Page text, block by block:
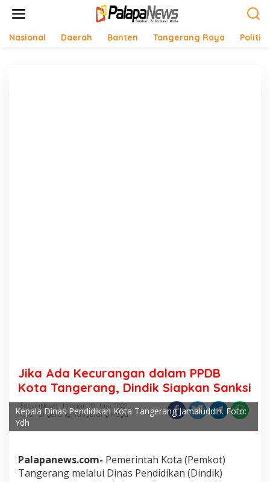
Nasional Daerah Banten Tangerang Raya Politik
Jika Ada Kecurangan dalam PPDB
Kota Tangerang, Dindik Siapkan Sanksi
PalapaNews
Minggu, 12 Juni 2022
Kota Tangerang,Tangerang Raya
Kepala Dinas Pendidikan Kota Tangerang Jamaluddin. Foto:
Ydh
Palapanews.com- Pemerintah Kota (Pemkot)
Tangerang melalui Dinas Pendidikan (Dindik)